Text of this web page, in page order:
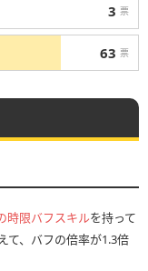
3 票
63 票
時限バフスキルを持って
て、バフの倍率が1.3倍